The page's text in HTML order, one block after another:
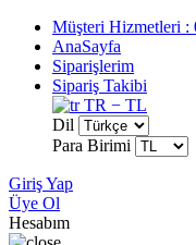
Müşteri Hizmetleri :
AnaSayfa
Siparişlerim
Sipariş Takibi
TR − TL
Dil
Para Birimi
Giriş Yap
Üye Ol
Hesabım